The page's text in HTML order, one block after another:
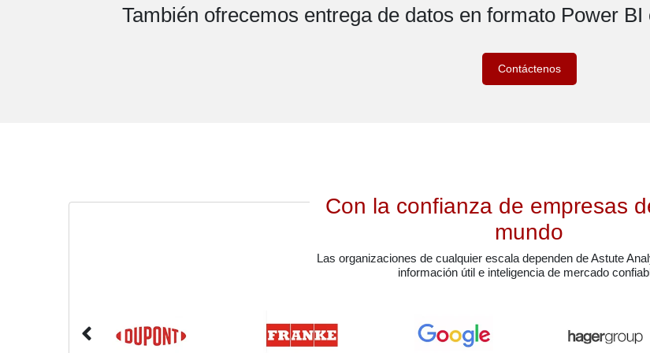
También ofrecemos entrega de datos en formato Power
Contáctenos
Con la confianza de empresas
mundo
Las organizaciones de cualquier escala dependen de Astute
información útil e inteligencia de mercado